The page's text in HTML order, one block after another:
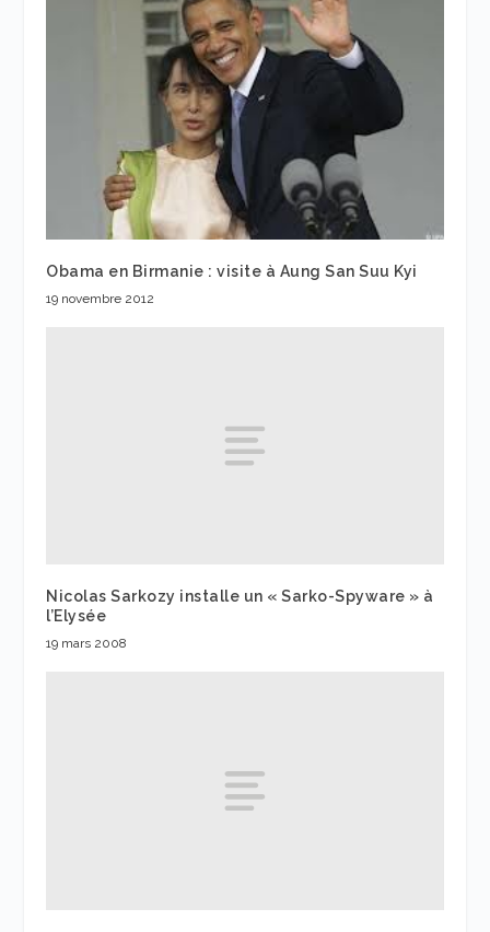
Obama en Birmanie : visite à Aung San Suu Kyi
19 novembre 2012
Nicolas Sarkozy installe un « Sarko-Spyware » à
l’Elysée
19 mars 2008